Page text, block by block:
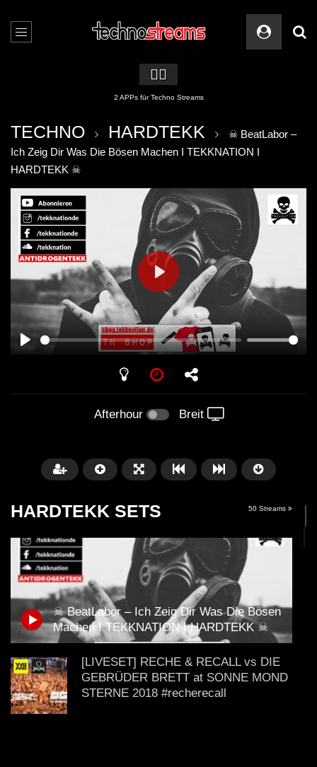
🏳️‍🌈
2 APPs für Techno Streams
TECHNO HARDTEKK
☠ BeatLabor –
Ich Zeig Dir Was Die Bösen Machen I TEKKNATION I
HARDTEKK ☠
PLAY
PLAY
Afterhour Breit
Später
H4U | Minupren vs Craig Mortalis
@ altes Militärgelände
Halberstadt 06.07.13 [HQ]
00:52:44
GeFühLs TeKk
!◇ [HARDTEKK]
HARDTEKK SETS 50 Streams
☠ BeatLabor – Ich Zeig Dir Was Die Bösen
Machen I TEKKNATION I HARDTEKK ☠
[LIVESET] RECHE & RECALL vs DIE
GEBRÜDER BRETT at SONNE MOND
STERNE 2018 #recherecall